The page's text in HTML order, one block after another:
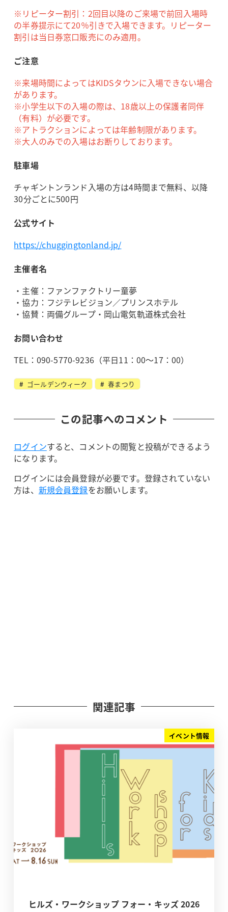
※リピーター割引：2回目以降のご来場で前回入場時
の半券提示にて20％引きで入場できます。リピーター
割引は当日券窓口販売にのみ適用。
ご注意
※来場時間によってはKIDSタウンに入場できない場合
があります。
※小学生以下の入場の際は、18歳以上の保護者同伴
（有料）が必要です。
※アトラクションによっては年齢制限があります。
※大人のみでの入場はお断りしております。
駐車場
チャギントンランド入場の方は4時間まで無料、以降
30分ごとに500円
公式サイト
https://chuggingtonland.jp/
主催者名
・主催：ファンファクトリー童夢
・協力：フジテレビジョン／プリンスホテル
・協賛：両備グループ・岡山電気軌道株式会社
お問い合わせ
TEL：090-5770-9236（平日11：00～17：00）
ゴールデンウィーク 春まつり
この記事へのコメント
ログインすると、コメントの閲覧と投稿ができるよう
になります。
ログインには会員登録が必要です。登録されていない
方は、 新規会員登録をお願いします。
関連記事
イベント情報
ヒルズ・ワークショップ フォー・キッズ 2026